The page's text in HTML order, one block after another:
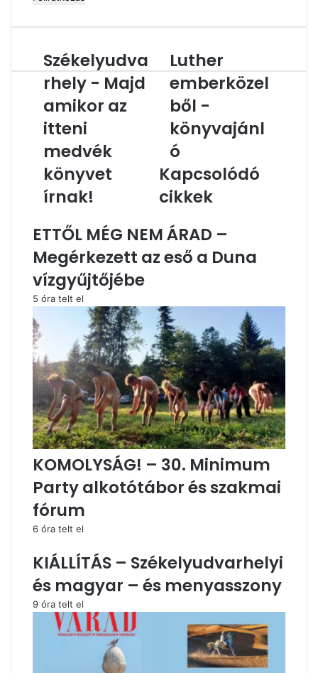
Székelyudvarhely
-
Majd
amikor
az
itteni
könyvet
írnak!
Székelyudva
rhely - Majd
amikor az
itteni
medvék
könyvet
írnak!
Luther
emberközelből
-
könyvajánló
Luther
emberközel
ből -
könyvajánl
ó
Kapcsolódó
cikkek
ETTŐL MÉG NEM ÁRAD –
Megérkezett az eső a Duna
vízgyűjtőjébe
5 óra telt el
KOMOLYSÁG! – 30. Minimum
Party alkotótábor és szakmai
fórum
6 óra telt el
KIÁLLÍTÁS – Székelyudvarhelyi
és magyar – és menyasszony
9 óra telt el